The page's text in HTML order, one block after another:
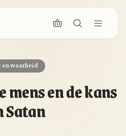
en waarheid
mens en de kans
Satan